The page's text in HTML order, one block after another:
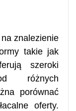
znalezienie
takie jak
szeroki
różnych
porównać
oferty.